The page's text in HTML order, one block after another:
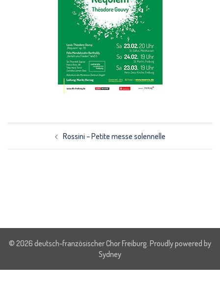
Beitrags-
Navigation Rossini – Petite messe solennelle
© 2026 deutsch-französischer Chor Freiburg. Proudly powered by
Sydney